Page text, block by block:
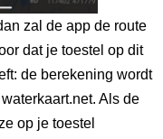
zal de app de route
dat je toestel op dit
de berekening wordt
Als de
op je toestel